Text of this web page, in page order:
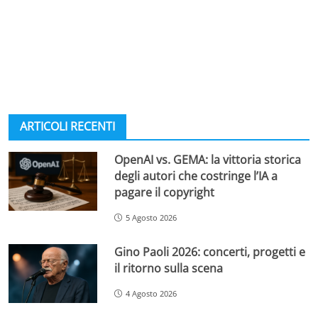
ARTICOLI RECENTI
OpenAI vs. GEMA: la vittoria storica
degli autori che costringe l’IA a
pagare il copyright
5 Agosto 2026
Gino Paoli 2026: concerti, progetti e
il ritorno sulla scena
4 Agosto 2026